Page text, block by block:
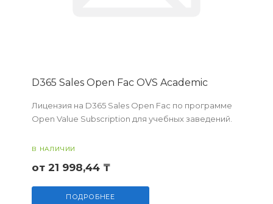
D365 Sales Open Fac OVS Academic
Лицензия на D365 Sales Open Fac по программе
Open Value Subscription для учебных заведений.
В НАЛИЧИИ
от 21 998,44 ₸
ПОДРОБНЕЕ